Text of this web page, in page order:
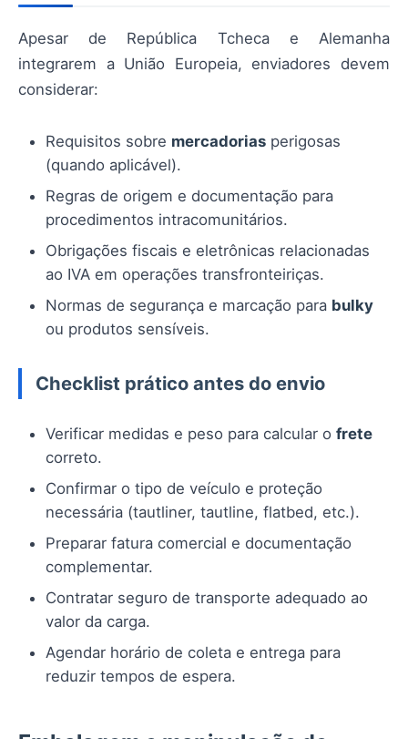
Apesar de República Tcheca e Alemanha
integrarem a União Europeia, enviadores devem
considerar:
Requisitos sobre mercadorias perigosas
(quando aplicável).
Regras de origem e documentação para
procedimentos intracomunitários.
Obrigações fiscais e eletrônicas relacionadas
ao IVA em operações transfronteiriças.
Normas de segurança e marcação para bulky
ou produtos sensíveis.
Checklist prático antes do envio
Verificar medidas e peso para calcular o frete
correto.
Confirmar o tipo de veículo e proteção
necessária (tautliner, tautline, flatbed, etc.).
Preparar fatura comercial e documentação
complementar.
Contratar seguro de transporte adequado ao
valor da carga.
Agendar horário de coleta e entrega para
reduzir tempos de espera.